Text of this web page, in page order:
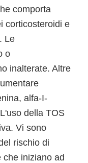
comporta
corticosteroidi e
Le
o
inalterate. Altre
alfa-I-
della TOS
Vi sono
rischio di
iniziano ad